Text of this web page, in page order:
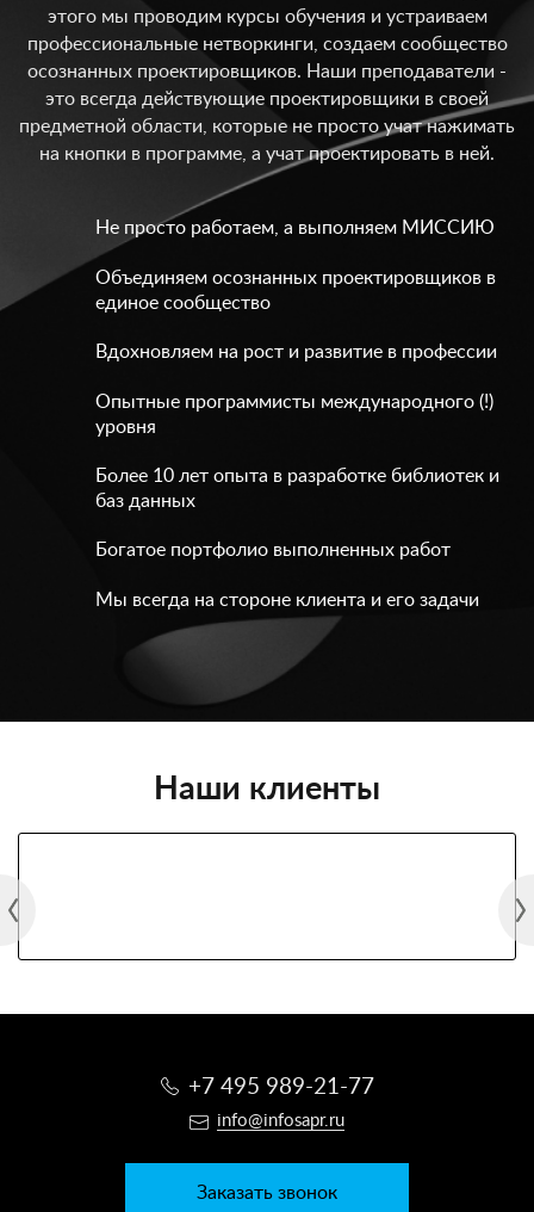
этого мы проводим курсы обучения и устраиваем
профессиональные нетворкинги, создаем сообщество
осознанных проектировщиков. Наши преподаватели -
это всегда действующие проектировщики в своей
предметной области, которые не просто учат нажимать
на кнопки в программе, а учат проектировать в ней.
Не просто работаем, а выполняем МИССИЮ
Объединяем осознанных проектировщиков в
единое сообщество
Вдохновляем на рост и развитие в профессии
Опытные программисты международного (!)
уровня
Более 10 лет опыта в разработке библиотек и
баз данных
Богатое портфолио выполненных работ
Мы всегда на стороне клиента и его задачи
Наши клиенты
+7 495 989-21-77
info@infosapr.ru
Заказать звонок